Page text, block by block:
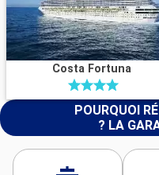
Costa Fortuna
POURQUOI
? LA